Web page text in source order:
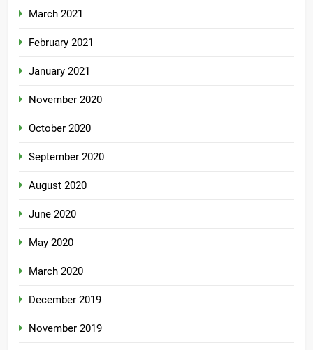
March 2021
February 2021
January 2021
November 2020
October 2020
September 2020
August 2020
June 2020
May 2020
March 2020
December 2019
November 2019